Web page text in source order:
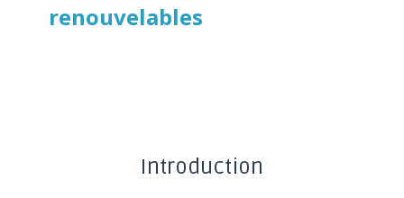
renouvelables
Introduction